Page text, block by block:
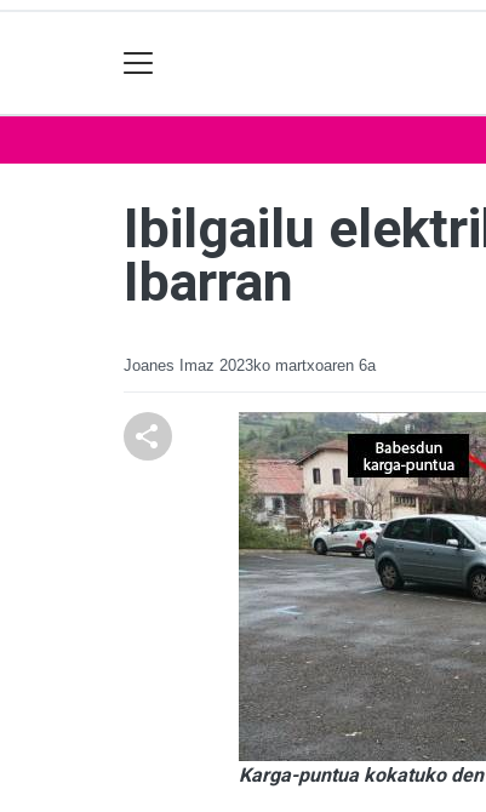
Ibilgailu
Ibarran
Joanes Imaz 2023ko martxoaren 6a
Karga-puntua kokatuko